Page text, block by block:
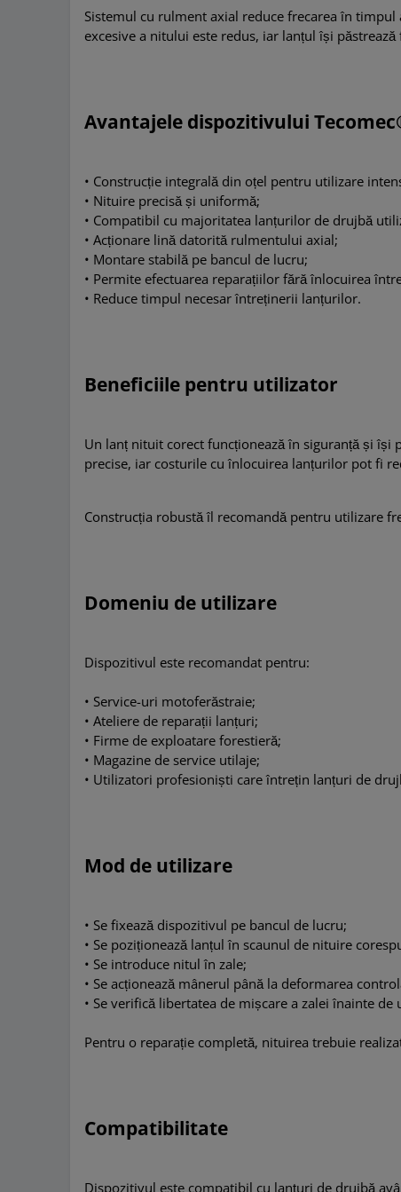
Sistemul cu rulment axial reduce frecarea în
excesive a nitului este redus, iar lanțul își
Avantajele dispozitivului
• Construcție integrală din oțel pentru utilizare
• Nituire precisă și uniformă;
• Compatibil cu majoritatea lanțurilor de drujbă
• Acționare lină datorită rulmentului axial;
• Montare stabilă pe bancul de lucru;
• Permite efectuarea reparațiilor fără înlocuirea
• Reduce timpul necesar întreținerii lanțurilor.
Beneficiile pentru utilizator
Un lanț nitu­it corect funcționează în siguranță și
precise, iar costurile cu înlocuirea lanțurilor pot fi
Construcția robustă îl recomandă pentru utilizare
Domeniu de utilizare
Dispozitivul este recomandat pentru:
• Service-uri motoferăstraie;
• Ateliere de reparații lanțuri;
• Firme de exploatare forestieră;
• Magazine de service utilaje;
• Utilizatori profesioniști care întrețin lanțuri de
Mod de utilizare
• Se fixează dispozitivul pe bancul de lucru;
• Se poziționează lanțul în scaunul de nituire
• Se introduce nitul în zale;
• Se acționează mânerul până la deformarea
• Se verifică libertatea de mișcare a zalei înainte de
Pentru o reparație completă, nituirea trebuie
Compatibilitate
Dispozitivul este compatibil cu lanțuri de drujbă